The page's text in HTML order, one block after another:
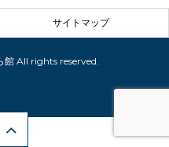
サイトマップ
館 All rights reserved.